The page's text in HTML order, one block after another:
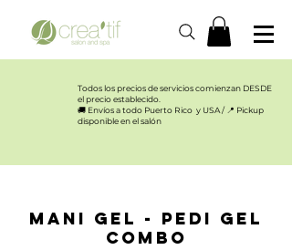
Todos los precios de servicios comienzan DESDE
el precio establecido.​
🚚 Envíos a todo Puerto Rico y USA / 📍 Pickup
disponible en el salón
Mani Gel - Pedi Gel
Combo